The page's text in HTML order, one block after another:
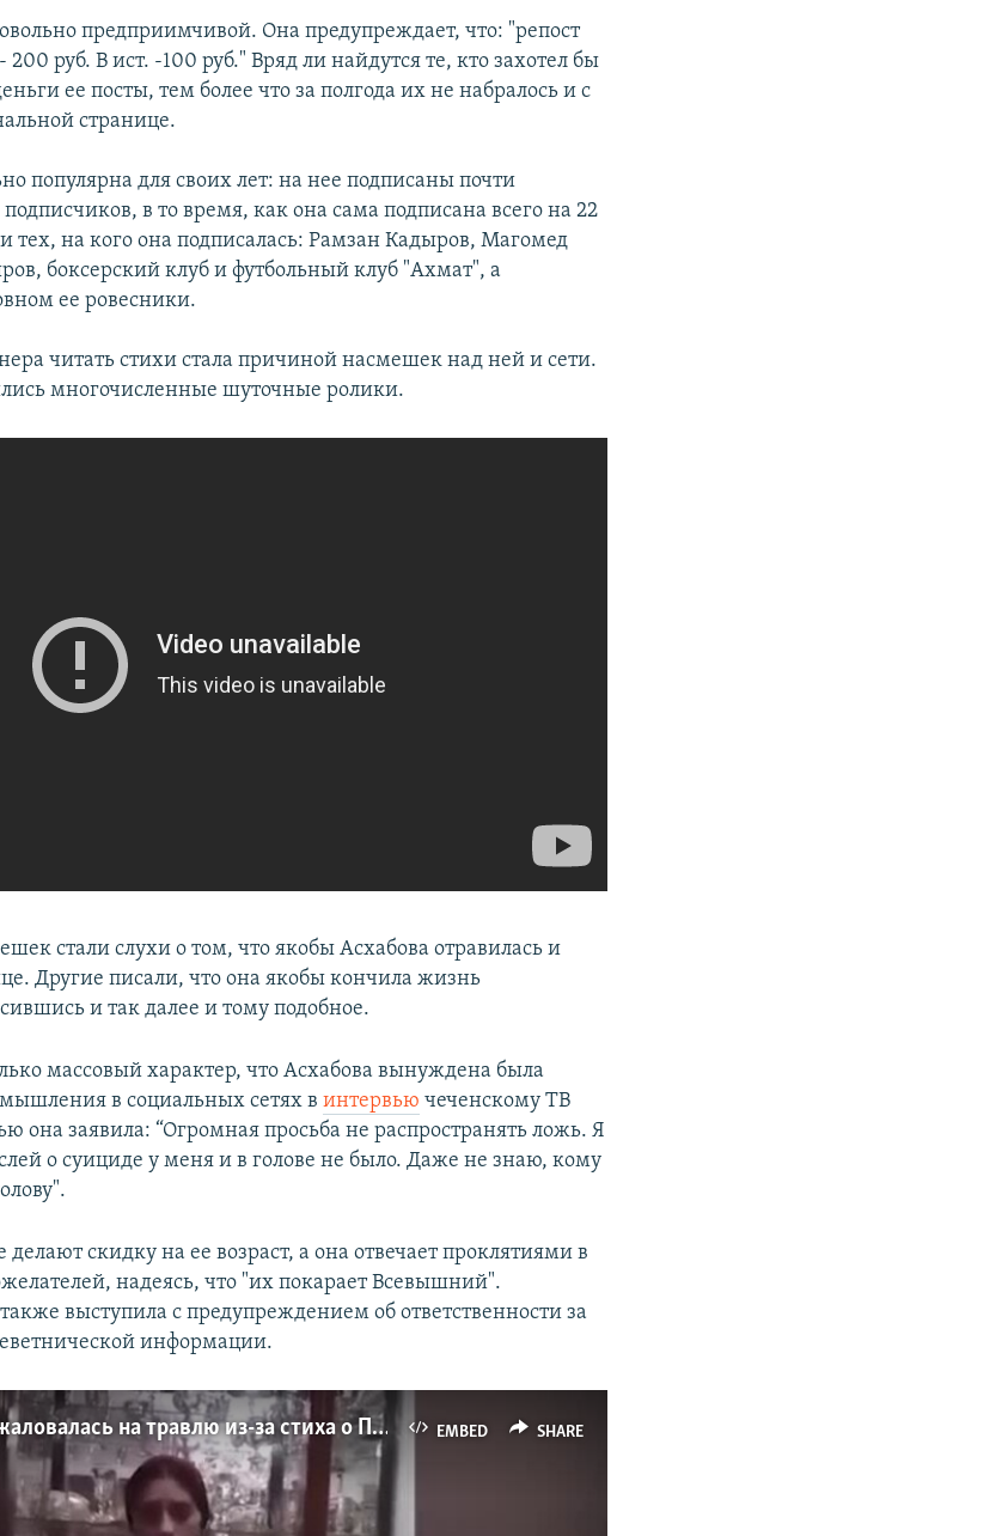
предприимчивой. Она предупреждает, что: "репост
200 руб. В ист. -100 руб." Вряд ли найдутся те, кто захотел бы
ее посты, тем более что за полгода их не набралось и с
странице.
популярна для своих лет: на нее подписаны почти
в то время, как она сама подписана всего на 22
тех, на кого она подписалась: Рамзан Кадыров, Магомед
боксерский клуб и футбольный клуб "Ахмат", а
ее ровесники.
читать стихи стала причиной насмешек над ней и сети.
многочисленные шуточные ролики.
стали слухи о том, что якобы Асхабова отравилась и
Другие писали, что она якобы кончила жизнь
и так далее и тому подобное.
массовый характер, что Асхабова вынуждена была
в социальных сетях винтервью чеченскому ТВ
она заявила: “Огромная просьба не распространять ложь. Я
о суициде у меня и в голове не было. Даже не знаю, кому
скидку на ее возраст, а она отвечает проклятиями в
надеясь, что "их покарает Всевышний".
выступила с предупреждением об ответственности за
информации.
EMBED SHARE
Юная чеченка пожаловалась на травлю из-за стиха о Путине